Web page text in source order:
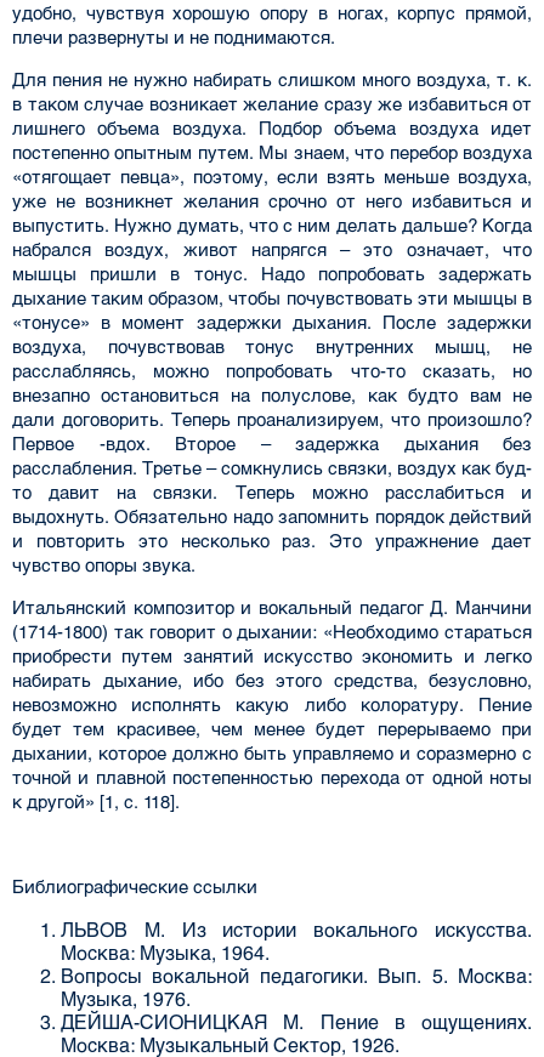
удобно, чувствуя хорошую опору в ногах, корпус прямой,
плечи развернуты и не поднимаются.
Для пения не нужно набирать слишком много воздуха, т. к.
в таком случае возникает жела­ние сразу же избавиться от
лишнего объема воздуха. Подбор объема воздуха идет
постепенно опытным путем. Мы знаем, что перебор воздуха
«отягощает певца», поэтому, если взять меньше воздуха,
уже не возникнет желания срочно от него избавиться и
выпустить. Нужно думать, что с ним делать дальше? Когда
набрался воздух, живот напрягся – это означает, что
мышцы пришли в тонус. Надо попробовать задержать
дыхание таким образом, чтобы почувствовать эти мышцы в
«тонусе» в момент задержки дыхания. После задержки
воздуха, почувствовав тонус внутрен­них мышц, не
расслабляясь, можно попробовать что-то сказать, но
внезапно остановиться на полуслове, как будто вам не
дали договорить. Теперь проанализируем, что произошло?
Первое -вдох. Второе – задержка дыхания без
расслабления. Третье – сомкнулись связки, воздух как буд­
то давит на связки. Теперь можно расслабиться и
выдохнуть. Обязательно надо запомнить поря­док действий
и повторить это несколько раз. Это упражнение дает
чувство опоры звука.
Итальянский композитор и вокальный педагог Д. Манчини
(1714-1800) так говорит о дыхании: «Необходимо стараться
приобрести путем занятий искусство экономить и легко
набирать дыхание, ибо без этого средства, безусловно,
невозможно исполнять какую либо колоратуру. Пение
будет тем красивее, чем менее будет перерываемо при
дыхании, которое должно быть управляемо и соразмер­но с
точной и плавной постепенностью перехода от одной ноты
к другой» [1, с. 118].
Библиографические ссылки
ЛЬВОВ М. Из истории вокального искусства.
Москва: Музыка, 1964.
Вопросы вокальной педагогики. Вып. 5. Москва:
Музыка, 1976.
ДЕЙША-СИОНИЦКАЯ М. Пение в ощущениях.
Москва: Музыкальный Сектор, 1926.